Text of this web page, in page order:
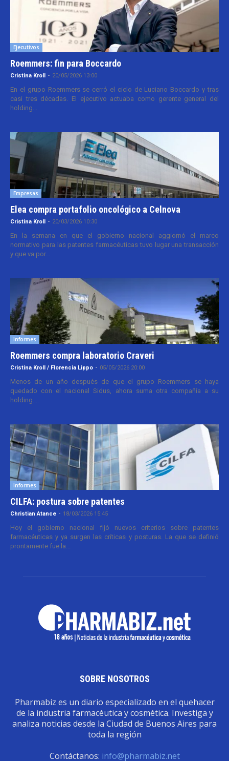
Ejecutivos
Roemmers: fin para Boccardo
Cristina Kroll - 20/05/2026 13:00
En el grupo Roemmers se cerró el ciclo de Luciano Boccardo y tras
casi tres décadas. El ejecutivo actuaba como gerente general del
holding...
Empresas
Elea compra portafolio oncológico a Celnova
Cristina Kroll - 20/03/2026 10:30
En la semana en que el gobierno nacional aggiornó el marco
normativo para las patentes farmacéuticas tuvo lugar una transacción
y que va por...
Informes
Roemmers compra laboratorio Craveri
Cristina Kroll / Florencia Lippo - 05/05/2026 20:00
Menos de un año después de que el grupo Roemmers se haya
quedado con el nacional Sidus, ahora suma otra compañía a su
holding....
Informes
CILFA: postura sobre patentes
Christian Atance - 18/03/2026 15:45
Hoy el gobierno nacional fijó nuevos criterios sobre patentes
farmacéuticas y ya surgen las críticas y posturas. La que se definió
prontamente fue la...
SOBRE NOSOTROS
Pharmabiz es un diario especializado en el quehacer
de la industria farmacéutica y cosmética. Investiga y
analiza noticias desde la Ciudad de Buenos Aires para
toda la región
Contáctanos: info@pharmabiz.net